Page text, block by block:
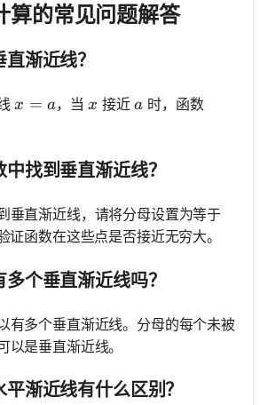
算的常见问题解答
渐近线？
x = a
x = a，当x
x 接近a
a 时，函数
找到垂直渐近线？
垂直渐近线，请将分母设置为等于
证函数在这些点是否接近无穷大。
个垂直渐近线吗？
有多个垂直渐近线。分母的每个未被
以是垂直渐近线。
渐近线有什么区别？